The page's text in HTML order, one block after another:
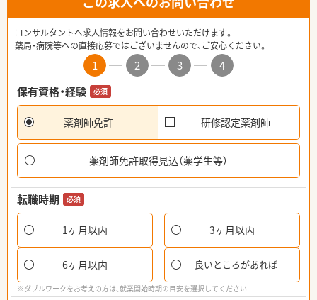
コンサルタントへ求人情報をお問い合わせいただけます。
薬局・病院等への直接応募ではございませんので、ご安心ください。
1 2 3
4
保有資格・経験
必須
薬剤師免許 研修認定薬剤師
薬剤師免許取得見込（薬学生等）
転職時期 必須
1ヶ月以内 3ヶ月以内
6ヶ月以内 良いところがあれば
※ダブルワークをお考えの方は、就業開始時期の目安を選択してください